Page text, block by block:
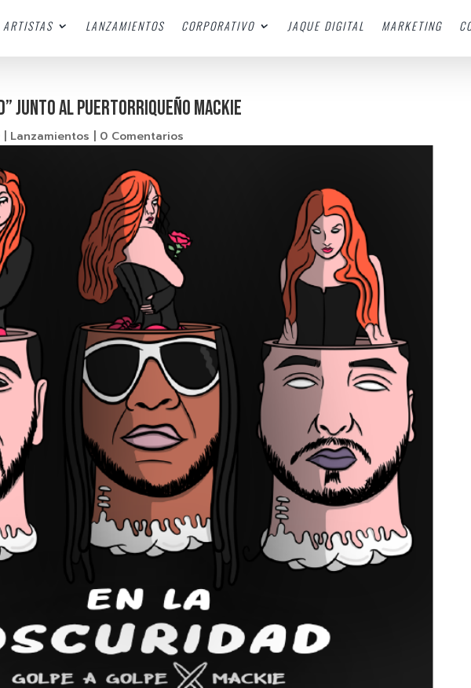
ARTISTAS LANZAMIENTOS CORPORATIVO JAQUE DIGITAL MARKETING
JUNTO AL PUERTORRIQUEÑO MACKIE
| Lanzamientos | 0 Comentarios